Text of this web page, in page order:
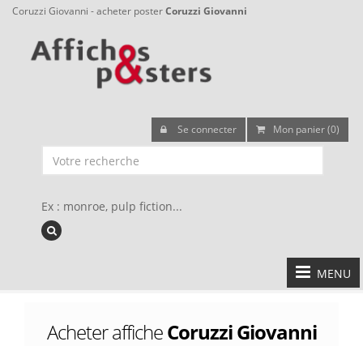
Coruzzi Giovanni - acheter posterCoruzzi Giovanni
Se connecter Mon panier (0)
Ex : monroe, pulp fiction...
MENU
Acheter afficheCoruzzi Giovanni